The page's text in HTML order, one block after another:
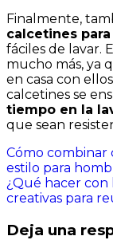
Finalmente,
calcetines
fáciles de lavar.
mucho más, ya
en casa con
calcetines se
tiempo en la
que sean
de
entradas
Cómo combinar
estilo para
¿Qué hacer con
creativas para
Deja una